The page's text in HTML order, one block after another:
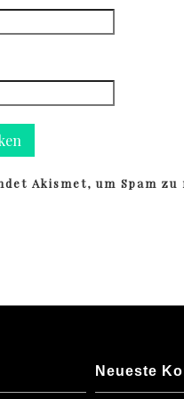
Akismet, um Spam
Neueste